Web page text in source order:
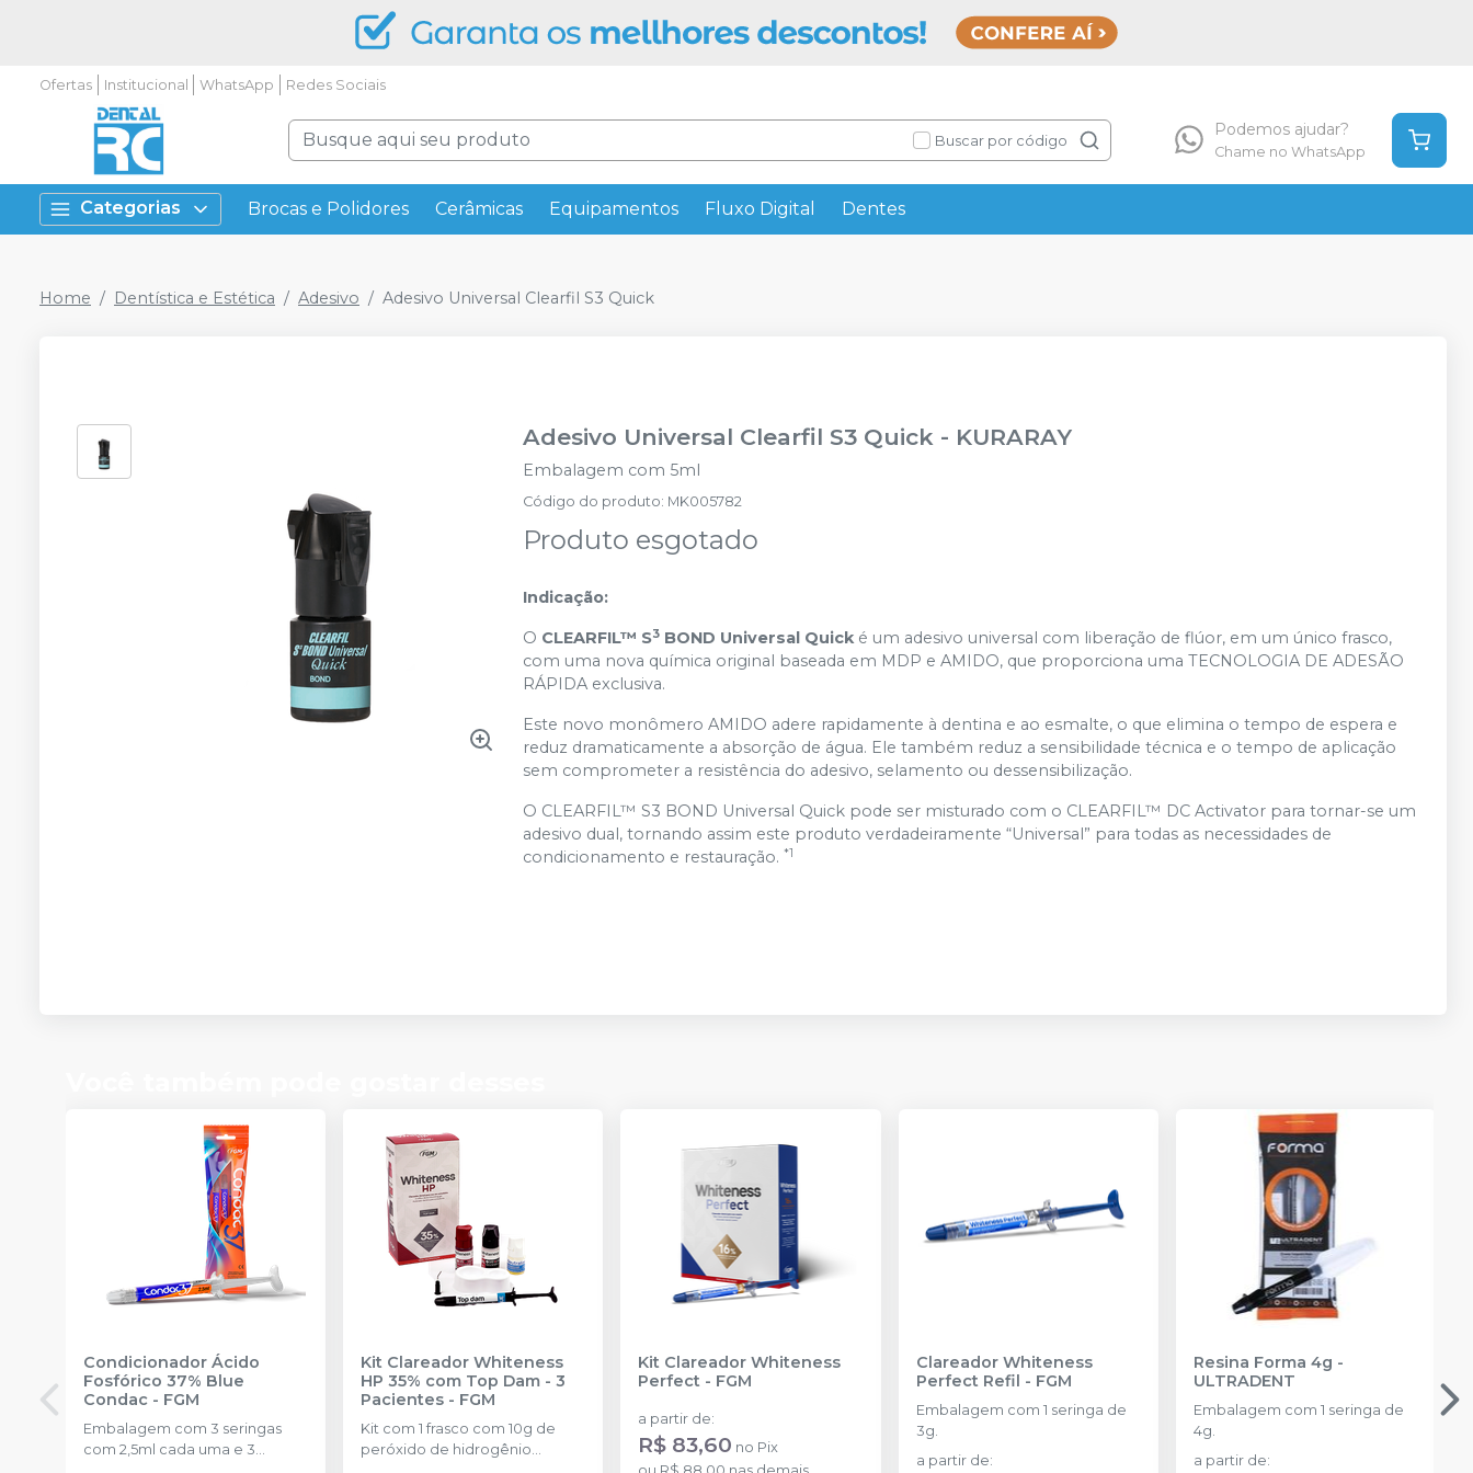
Ofertas Institucional WhatsApp Redes Sociais
Buscar por código
Podemos ajudar?
Chame no WhatsApp
Categorias Brocas e Polidores Cerâmicas Equipamentos Fluxo Digital Dentes
Home Dentística e Estética Adesivo Adesivo Universal Clearfil S3 Quick
Adesivo Universal Clearfil S3 Quick - KURARAY
Embalagem com 5ml
Código do produto: MK005782
Produto esgotado
Indicação:
O CLEARFIL™ S3 BOND Universal Quické um adesivo universal com liberação de flúor, em um único frasco,
com uma nova química original baseada em MDP e AMIDO, que proporciona uma TECNOLOGIA DE ADESÃO
RÁPIDA exclusiva.
Este novo monômero AMIDO adere rapidamente à dentina e ao esmalte, o que elimina o tempo de espera e
reduz dramaticamente a absorção de água. Ele também reduz a sensibilidade técnica e o tempo de aplicação
sem comprometer a resistência do adesivo, selamento ou dessensibilização.
O CLEARFIL™ S3 BOND Universal Quick pode ser misturado com o CLEARFIL™ DC Activator para tornar-se um
adesivo dual, tornando assim este produto verdadeiramente “Universal” para todas as necessidades de
condicionamento e restauração.*1
Condicionador Ácido
Fosfórico 37% Blue
Condac - FGM
Embalagem com 3 seringas
com 2,5ml cada uma e 3
Kit Clareador Whiteness
HP 35% com Top Dam - 3
Pacientes - FGM
Kit com 1 frasco com 10g de
peróxido de hidrogênio
Kit Clareador Whiteness
Perfect - FGM
a partir de:
R$ 83,60 no Pix
Clareador Whiteness
Perfect Refil - FGM
Embalagem com 1 seringa de
3g.
a partir de:
Resina Forma 4g -
ULTRADENT
Embalagem com 1 seringa de
4g.
a partir de: